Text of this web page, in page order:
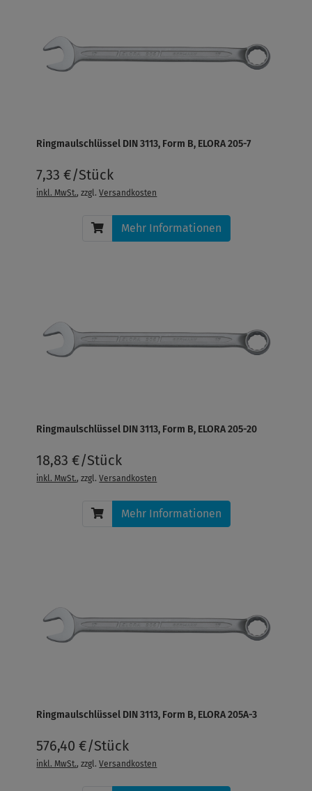
Ringmaulschlüssel DIN 3113, Form B, ELORA 205-7
7,33 €/Stück
inkl. MwSt., zzgl.Versandkosten
Mehr Informationen
Ringmaulschlüssel DIN 3113, Form B, ELORA 205-20
18,83 €/Stück
inkl. MwSt., zzgl.Versandkosten
Mehr Informationen
Ringmaulschlüssel DIN 3113, Form B, ELORA 205A-3
576,40 €/Stück
inkl. MwSt., zzgl.Versandkosten